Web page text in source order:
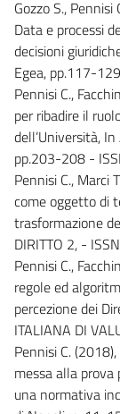
Gozzo S., Pennisi
Data e processi
decisioni
Egea, pp.117-
Pennisi C.,
per ribadire il
dell’Università,
pp.203-208 -
Pennisi C., Marci
come oggetto di
trasformazione
DIRITTO 2, -
Pennisi C.,
regole ed
percezione dei
ITALIANA DI
Pennisi C.
messa alla
una normativa